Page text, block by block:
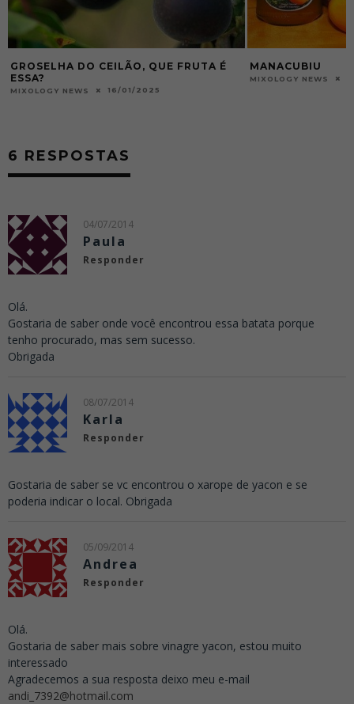
GROSELHA DO CEILÃO, QUE FRUTA É
ESSA?
MIXOLOGY NEWS 16/01/2025
MANACUBIU
MIXOLOGY NEWS
6 RESPOSTAS
04/07/2014
Paula
Responder
Olá.
Gostaria de saber onde você encontrou essa batata porque
tenho procurado, mas sem sucesso.
Obrigada
08/07/2014
Karla
Responder
Gostaria de saber se vc encontrou o xarope de yacon e se
poderia indicar o local. Obrigada
05/09/2014
Andrea
Responder
Olá.
Gostaria de saber mais sobre vinagre yacon, estou muito
interessado
Agradecemos a sua resposta deixo meu e-mail
andi_7392@hotmail.com